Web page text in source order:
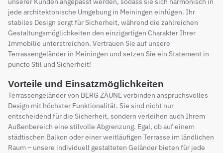
jede architektonische Umgebung in Meiningen einfügen. Ihr
stabiles Design sorgt für Sicherheit, während die zahlreichen
Gestaltungsmöglichkeiten den einzigartigen Charakter Ihrer
Immobilie unterstreichen. Vertrauen Sie auf unsere
Terrassengeländer in Meiningen und setzen Sie ein Statement in
puncto Stil und Sicherheit!
Vorteile und Einsatzmöglichkeiten
Terrassengeländer von BERG ZÄUNE verbinden anspruchsvolles
Design mit höchster Funktionalität. Sie sind nicht nur
entscheidend für die Sicherheit, sondern verleihen auch Ihrem
Außenbereich eine stilvolle Abgrenzung. Egal, ob auf einem
städtischen Balkon oder einer weitläufigen Terrasse im ländlichen
Raum – unsere individuell gestalteten Geländer bieten für jede